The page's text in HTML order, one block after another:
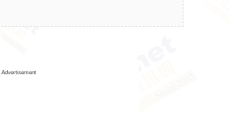
Advertisement